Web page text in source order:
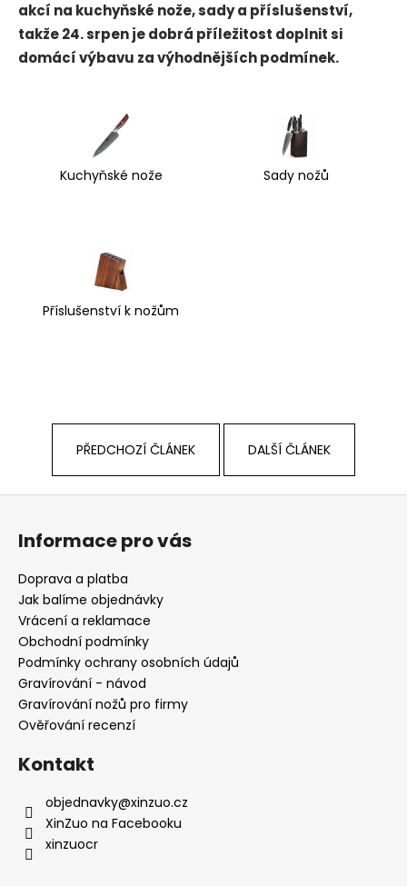
akcí na kuchyňské nože, sady a příslušenství,
takže 24. srpen je dobrá příležitost doplnit si
domácí výbavu za výhodnějších podmínek.
Kuchyňské nože Sady nožů
Příslušenství k nožům
PŘEDCHOZÍ ČLÁNEK DALŠÍ ČLÁNEK
Z
Informace pro vás
Doprava a platba
Jak balíme objednávky
Vrácení a reklamace
Obchodní podmínky
Podmínky ochrany osobních údajů
Gravírování - návod
Gravírování nožů pro firmy
Ověřování recenzí
Kontakt
objednavky@xinzuo.cz
XinZuo na Facebooku
xinzuocr